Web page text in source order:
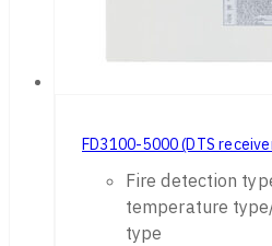
FD3100-5000 (DTS
Fire detection
temperature
type